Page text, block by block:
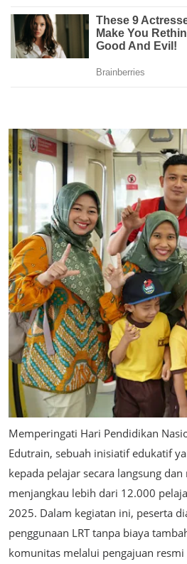
Memperingati Hari Pendidikan
Edutrain, sebuah inisiatif edukatif
kepada pelajar secara langsung
menjangkau lebih dari 12.000
2025. Dalam kegiatan ini, peserta
penggunaan LRT tanpa biaya
komunitas melalui pengajuan resmi